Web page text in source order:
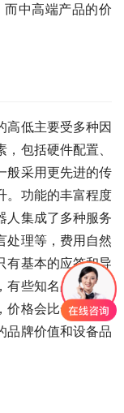
中高端产品的价
高低主要受多种因
包括硬件配置、
般采用更先进的传
。功能的丰富程度
人集成了多种服务
处理等，费用自然
有基本的应答和导
些知名品牌的迎
价格会比一般的小
品牌价值和设备品